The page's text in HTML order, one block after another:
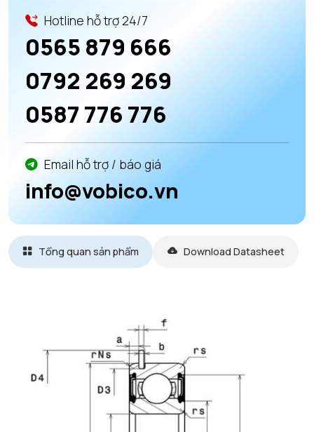
Hotline hỗ trợ 24/7
0565 879 666
0792 269 269
0587 776 776
Email hỗ trợ / báo giá
info@vobico.vn
Tổng quan sản phẩm Download Datasheet